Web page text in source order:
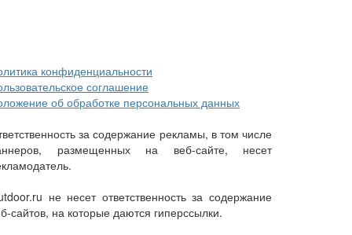
конфиденциальности
соглашение
об обработке персональных данных
за содержание рекламы, в том числе
размещенных на веб-сайте, несет
не несет ответственность за содержание
сайтов, на которые даются гиперссылки.